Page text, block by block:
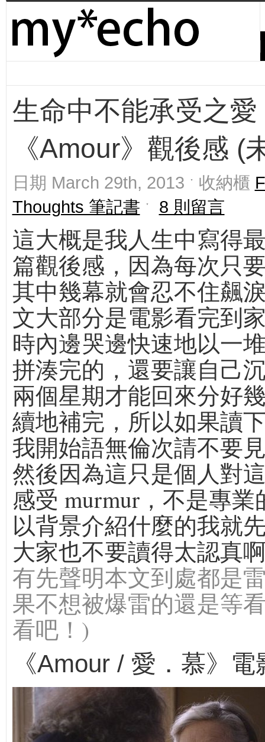
生命中不能承受之愛
《Amour》觀後感 (
日期 March 29th, 2013 ˑ 收納櫃
Thoughts 筆記書 ˑ 8 則留言
這大概是我人生中寫得
篇觀後感，因為每次只
其中幾幕就會忍不住飆
文大部分是電影看完到
時內邊哭邊快速地以一
拼湊完的，還要讓自己
兩個星期才能回來分好
續地補完，所以如果讀
我開始語無倫次請不要
然後因為這只是個人對
感受 murmur，不是專業
以背景介紹什麼的我就
大家也不要讀得太認真
有先聲明本文到處都是
果不想被爆雷的還是等
看吧！)
《Amour / 愛．慕》